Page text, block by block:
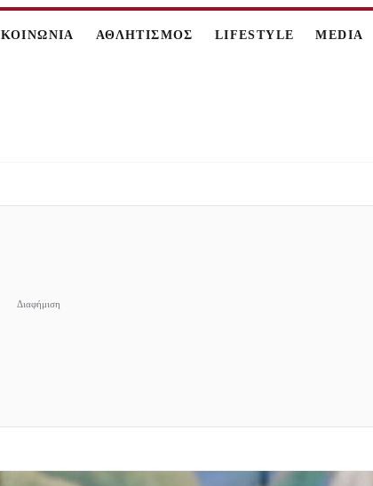
ΚΟΙΝΩΝΙΑ ΑΘΛΗΤΙΣΜΟΣ LIFESTYLE MEDIA